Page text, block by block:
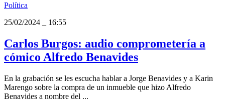
Política
25/02/2024
16:55
Carlos Burgos: audio comprometería a
cómico Alfredo Benavides
En la grabación se les escucha hablar a Jorge Benavides y a Karin
Marengo sobre la compra de un inmueble que hizo Alfredo
Benavides a nombre del ...